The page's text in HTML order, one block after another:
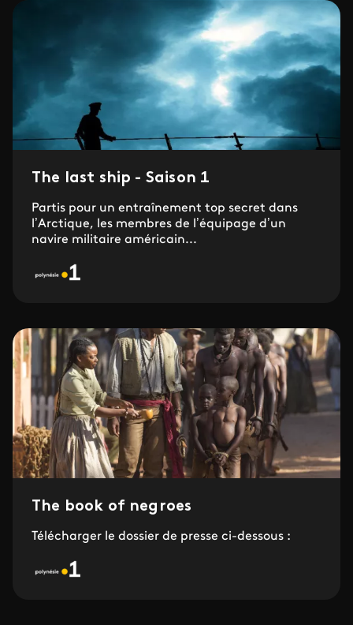
The last ship - Saison 1
Partis pour un entraînement top secret dans
l’Arctique, les membres de l’équipage d’un
navire militaire américain...
The book of negroes
Télécharger le dossier de presse ci-dessous :